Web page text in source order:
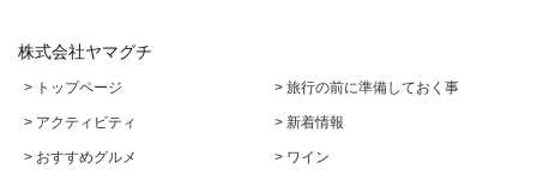
株式会社ヤマグチ
> トップページ > 旅行の前に準備しておく事
> アクティビティ > 新着情報
> おすすめグルメ > ワイン